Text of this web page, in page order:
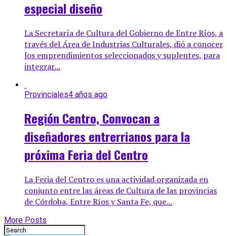
especial diseño
La Secretaría de Cultura del Gobierno de Entre Ríos, a
través del Área de Industrias Culturales, dió a conocer
los emprendimientos seleccionados y suplentes, para
integrar...
Provinciales4 años ago
Región Centro, Convocan a
diseñadores entrerrianos para la
próxima Feria del Centro
La Feria del Centro es una actividad organizada en
conjunto entre las áreas de Cultura de las provincias
de Córdoba, Entre Ríos y Santa Fe, que...
More Posts